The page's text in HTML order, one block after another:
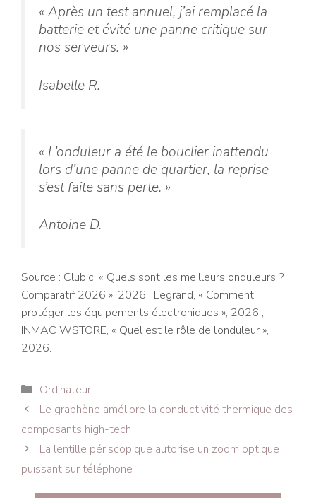
« Après un test annuel, j’ai remplacé la
batterie et évité une panne critique sur
nos serveurs. »
Isabelle R.
« L’onduleur a été le bouclier inattendu
lors d’une panne de quartier, la reprise
s’est faite sans perte. »
Antoine D.
Source : Clubic, « Quels sont les meilleurs onduleurs ?
Comparatif 2026 », 2026 ; Legrand, « Comment
protéger les équipements électroniques », 2026 ;
INMAC WSTORE, « Quel est le rôle de l’onduleur »,
2026.
Catégories
Ordinateur
Le graphène améliore la conductivité thermique des
composants high-tech
La lentille périscopique autorise un zoom optique
puissant sur téléphone